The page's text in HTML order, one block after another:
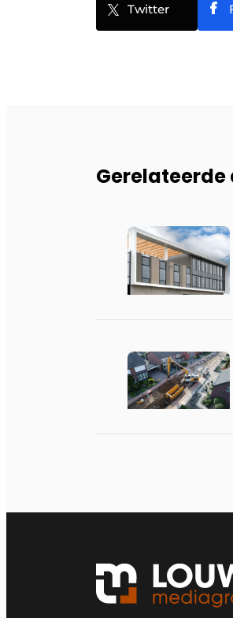
Twitter